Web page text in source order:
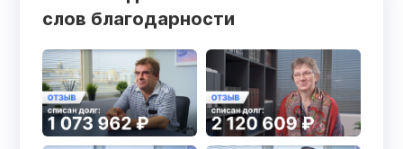
слов благодарности